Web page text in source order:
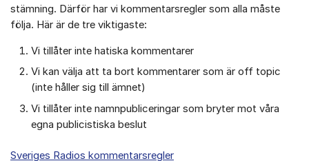
stämning. Därför har vi kommentarsregler som alla måste
följa. Här är de tre viktigaste:
Vi tillåter inte hatiska kommentarer
Vi kan välja att ta bort kommentarer som är off topic
(inte håller sig till ämnet)
Vi tillåter inte namnpubliceringar som bryter mot våra
egna publicistiska beslut
Sveriges Radios kommentarsregler